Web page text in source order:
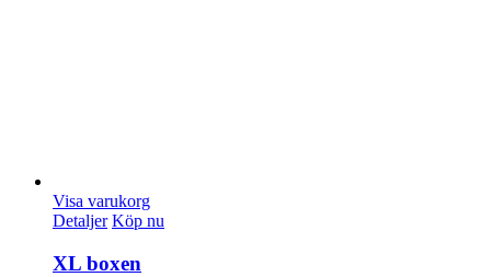
Visa varukorg
Detaljer Köp nu
XL boxen